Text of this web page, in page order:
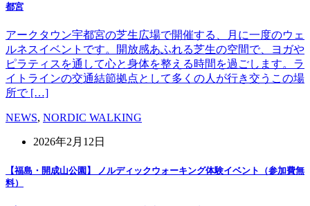
都宮
アークタウン宇都宮の芝生広場で開催する、月に一度のウェ
ルネスイベントです。開放感あふれる芝生の空間で、ヨガや
ピラティスを通して心と身体を整える時間を過ごします。ラ
イトラインの交通結節拠点として多くの人が行き交うこの場
所で […]
NEWS, NORDIC WALKING
2026年2月12日
【福島・開成山公園】 ノルディックウォーキング体験イベント（参加費無
料）